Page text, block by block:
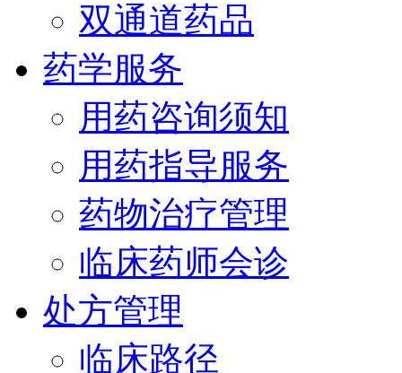
双通道药品
药学服务
用药咨询须知
用药指导服务
药物治疗管理
临床药师会诊
处方管理
临床路径